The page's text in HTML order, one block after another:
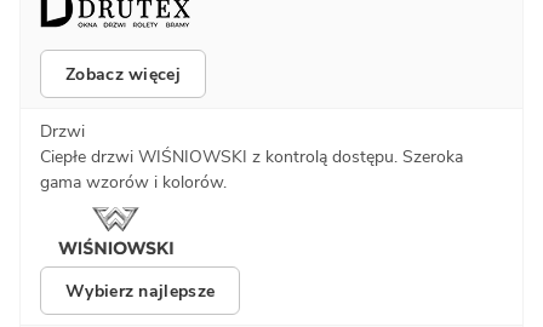
Zobacz więcej
Drzwi
Ciepłe drzwi WIŚNIOWSKI z kontrolą dostępu. Szeroka
gama wzorów i kolorów.
Wybierz najlepsze